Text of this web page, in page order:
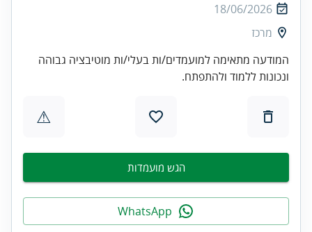
18/06/2026
מרכז
המודעה מתאימה למועמדים/ות בעלי/ות מוטיבציה גבוהה
ונכונות ללמוד ולהתפתח.
⚠
הגש מועמדות